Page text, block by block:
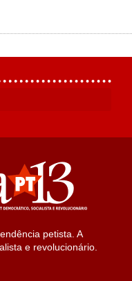
petista. A
e revolucionário.